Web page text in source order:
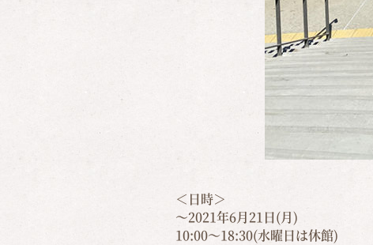
＜日時＞
～2021年6月21日(月)
10:00～18:30(水曜日は休館)